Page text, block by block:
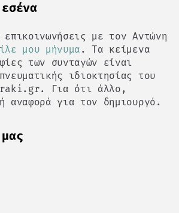
με τον Αντώνη
μου μήνυμα . Τα κείμενα
των συνταγών είναι
ιδιοκτησίας του
Για ότι άλλο,
αναφορά για τον δημιουργό.